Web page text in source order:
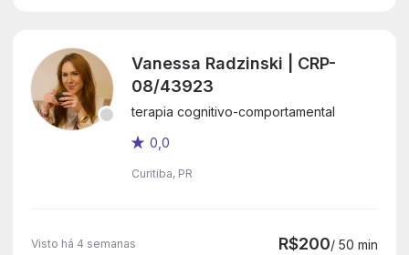
Vanessa Radzinski | CRP-
08/43923
terapia cognitivo-comportamental
0,0
Curitiba, PR
Visto há 4 semanas R$200/ 50 min